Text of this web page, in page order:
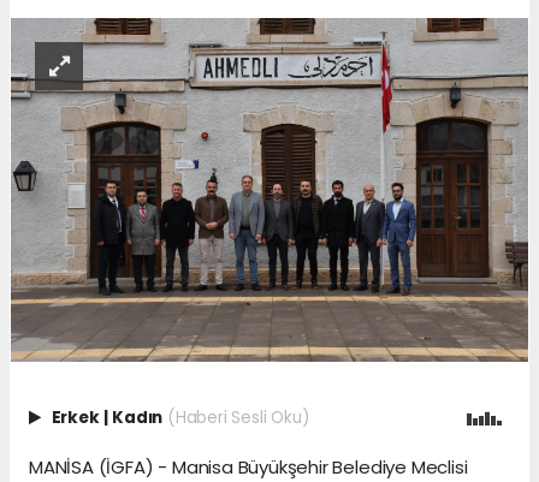
Erkek Kadın (Haberi Sesli Oku)
MANİSA (İGFA) - Manisa Büyükşehir Belediye Meclisi